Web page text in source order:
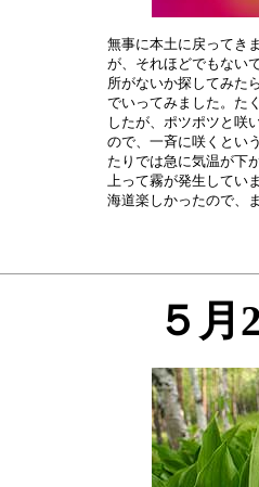
無事に本土に戻ってき
が、それほどでもない
所がないか探してみた
でいってみました。た
したが、ポツポツと咲
ので、一斉に咲くとい
たりでは急に気温が下
上って霧が発生してい
５月